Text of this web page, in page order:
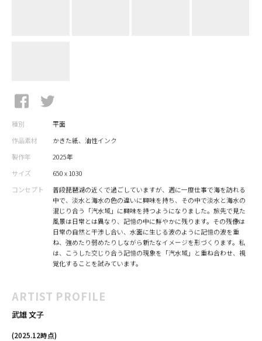
種別
平面
作品素材
かきた紙、油性インク
製作年
2025年
サイズ
650 x 1030
コンセプト
普段琵琶湖の近くで過ごしていますが、週に一度仕事で海を訪れる
中で、淡水と海水の色の違いに興味を持ち、その中で淡水と海水の
混じり合う「汽水域」に興味を持つようになりました。旅先で見た
風景は日常とは異なり、記憶の中に鮮やかに残ります。その残像は
日常の自然と干渉し合い、水面に生じる波のように記憶の波を重
ね、強めたり弱めたりしながら新たなイメージを形づくります。私
は、こうした交じり合う記憶の現象を「汽水域」と重ね合わせ、視
覚化することを試みています。
ARTIST PROFILE
武雄 文子
(2025.12時点)